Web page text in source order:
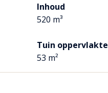
Inhoud
520 m³
Tuin oppervlakte
53 m²